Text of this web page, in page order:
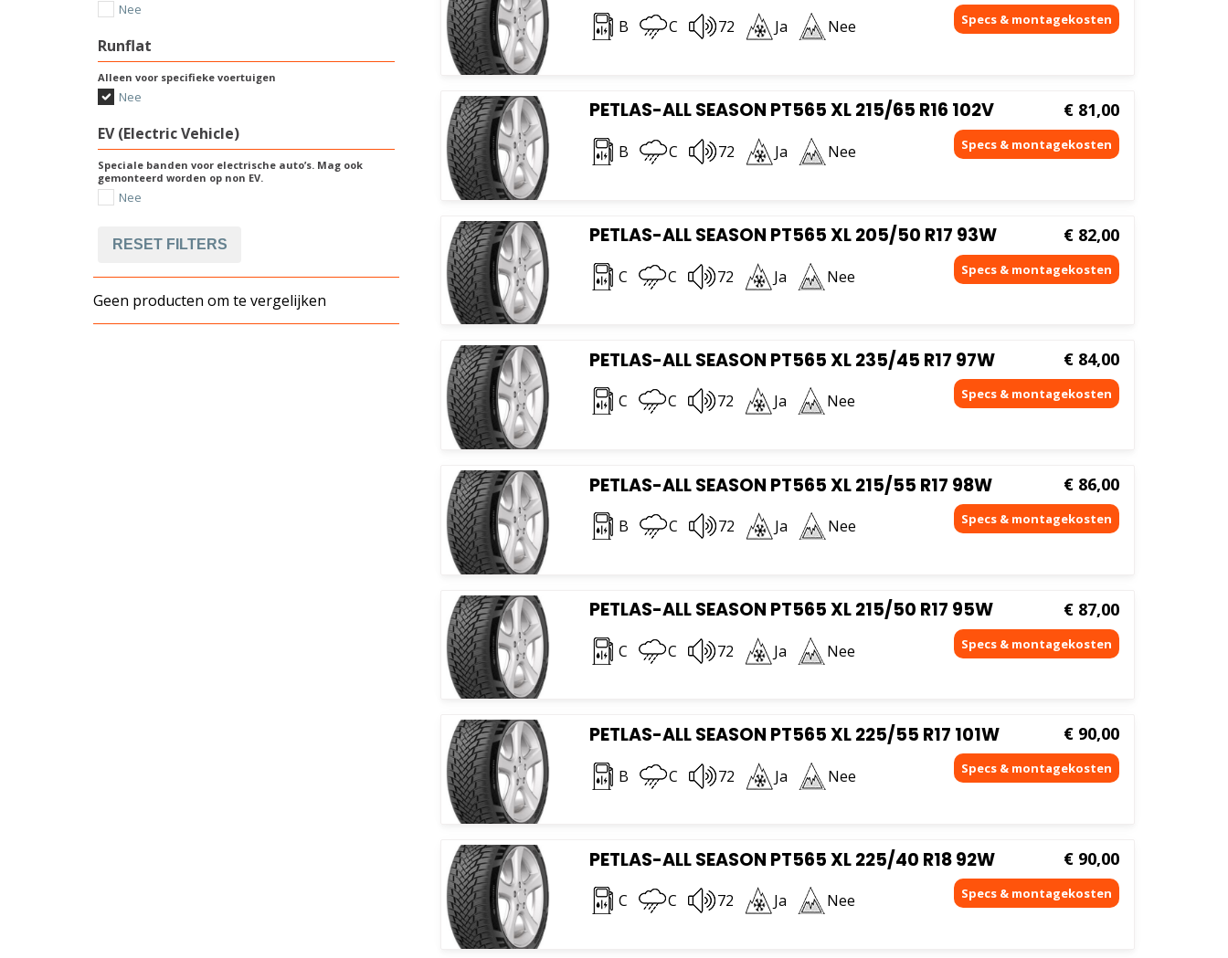
B C 72 Ja Nee
PETLAS-ALL SEASON PT565 XL 215/65 R16 102V
B C 72 Ja Nee
€ 81,00
PETLAS-ALL SEASON PT565 XL 205/50 R17 93W
C C 72 Ja Nee
€ 82,00
PETLAS-ALL SEASON PT565 XL 235/45 R17 97W
C C 72 Ja Nee
€ 84,00
PETLAS-ALL SEASON PT565 XL 215/55 R17 98W
B C 72 Ja Nee
€ 86,00
PETLAS-ALL SEASON PT565 XL 215/50 R17 95W
C C 72 Ja Nee
€ 87,00
PETLAS-ALL SEASON PT565 XL 225/55 R17 101W
B C 72 Ja Nee
€ 90,00
PETLAS-ALL SEASON PT565 XL 225/40 R18 92W
C C 72 Ja Nee
€ 90,00
Nee
Runflat
Alleen voor specifieke voertuigen
Nee
EV (Electric Vehicle)
Speciale banden voor electrische auto’s. Mag ook
gemonteerd worden op non EV.
Nee
RESET FILTERS
Geen producten om te vergelijken